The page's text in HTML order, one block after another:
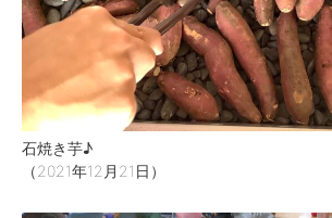
石焼き芋♪
（2021年12月21日）